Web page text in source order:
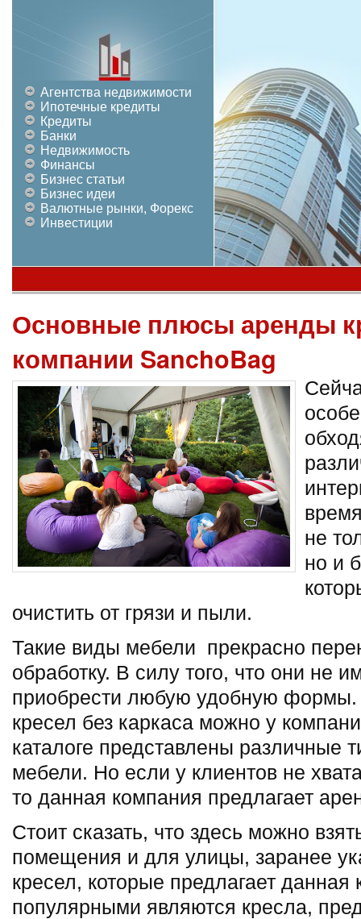
Агентства недвижимости
Ипотечные кредиты
Кредиты
Банки
Недвижимость
Финансы
Бизнес статьи
Бизнес идеи
Валютные рынки, Форекс
Инвестиции
Основные плюсы аренды
компании SanchoBag
не
но и
очистить от грязи и пыли.
Такие виды мебели прекрасно
обработку. В силу того, что они не
приобрести любую удобную
кресел без каркаса можно у
каталоге представлены различные
мебели. Но если у клиентов не
то данная компания предлагает
Стоит сказать, что здесь можно
помещения и для улицы, заранее
кресел, которые предлагает
популярными являются кресла,